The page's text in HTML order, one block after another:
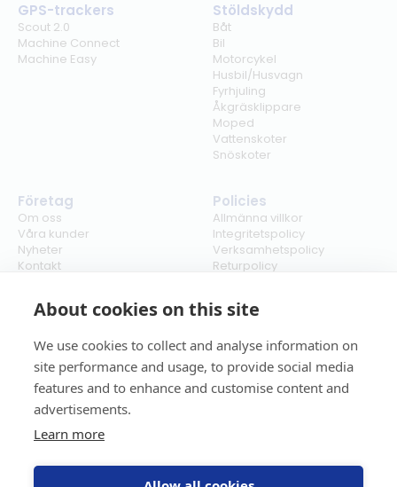
About cookies on this site
We use cookies to collect and analyse information on
site performance and usage, to provide social media
features and to enhance and customise content and
advertisements.
Learn more
GPS-trackers
Scout 2.0
Machine Connect
Machine Easy
Stöldskydd
Båt
Bil
Motorcykel
Husbil/Husvagn
Fyrhjuling
Åkgräsklippare
Moped
Vattenskoter
Snöskoter
Företag
Om oss
Våra kunder
Nyheter
Kontakt
Policies
Allmänna villkor
Integritetspolicy
Verksamhetspolicy
Returpolicy
Cookies